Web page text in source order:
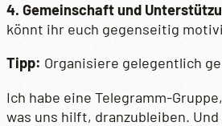
4. Gemeinschaft und
könnt ihr euch gegenseitig
Tipp: Organisiere gelegentlich
Ich habe eine Telegramm-
was uns hilft, dranzubleiben.